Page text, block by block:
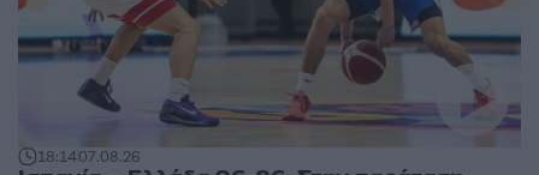
18:1407.08.26